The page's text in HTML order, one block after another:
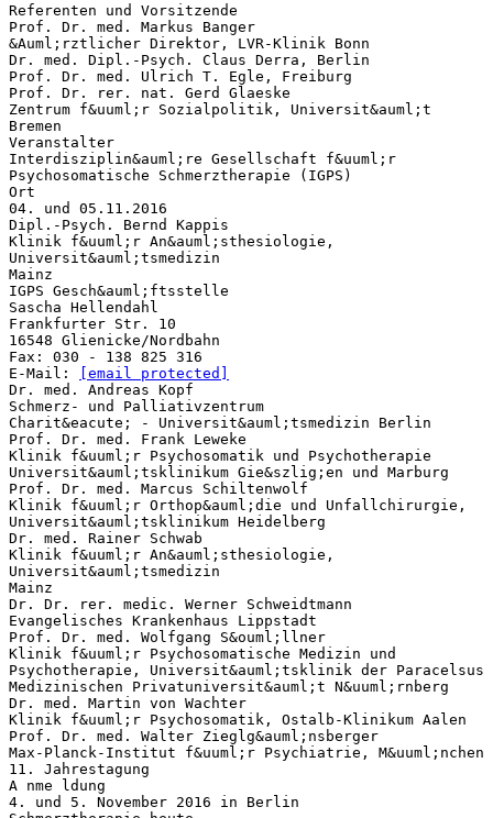
Referenten und Vorsitzende
Prof. Dr. med. Markus Banger
&Auml;rztlicher Direktor, LVR-Klinik Bonn
Dr. med. Dipl.-Psych. Claus Derra, Berlin
Prof. Dr. med. Ulrich T. Egle, Freiburg
Prof. Dr. rer. nat. Gerd Glaeske
Zentrum f&uuml;r Sozialpolitik, Universit&auml;t
Bremen
Veranstalter
Interdisziplin&auml;re Gesellschaft f&uuml;r
Psychosomatische Schmerztherapie (IGPS)
Ort
04. und 05.11.2016
Dipl.-Psych. Bernd Kappis
Klinik f&uuml;r An&auml;sthesiologie,
Universit&auml;tsmedizin
Mainz
IGPS Gesch&auml;ftsstelle
Sascha Hellendahl
Frankfurter Str. 10
16548 Glienicke/Nordbahn
Fax: 030 - 138 825 316
E-Mail:
[email protected]
Dr. med. Andreas Kopf
Schmerz- und Palliativzentrum
Charit&eacute; - Universit&auml;tsmedizin Berlin
Prof. Dr. med. Frank Leweke
Klinik f&uuml;r Psychosomatik und Psychotherapie
Universit&auml;tsklinikum Gie&szlig;en und Marburg
Prof. Dr. med. Marcus Schiltenwolf
Klinik f&uuml;r Orthop&auml;die und Unfallchirurgie,
Universit&auml;tsklinikum Heidelberg
Dr. med. Rainer Schwab
Klinik f&uuml;r An&auml;sthesiologie,
Universit&auml;tsmedizin
Mainz
Dr. Dr. rer. medic. Werner Schweidtmann
Evangelisches Krankenhaus Lippstadt
Prof. Dr. med. Wolfgang S&ouml;llner
Klinik f&uuml;r Psychosomatische Medizin und
Psychotherapie, Universit&auml;tsklinik der Paracelsus
Medizinischen Privatuniversit&auml;t N&uuml;rnberg
Dr. med. Martin von Wachter
Klinik f&uuml;r Psychosomatik, Ostalb-Klinikum Aalen
Prof. Dr. med. Walter Zieglg&auml;nsberger
Max-Planck-Institut f&uuml;r Psychiatrie, M&uuml;nchen
11. Jahrestagung
A nme ldung
4. und 5. November 2016 in Berlin